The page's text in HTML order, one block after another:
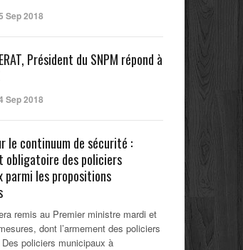
Sep 2018
Président du SNPM répond à
Sep 2018
le continuum de sécurité :
obligatoire des policiers
parmi les propositions
remis au Premier ministre mardi et
dont l’armement des policiers
policiers municipaux à